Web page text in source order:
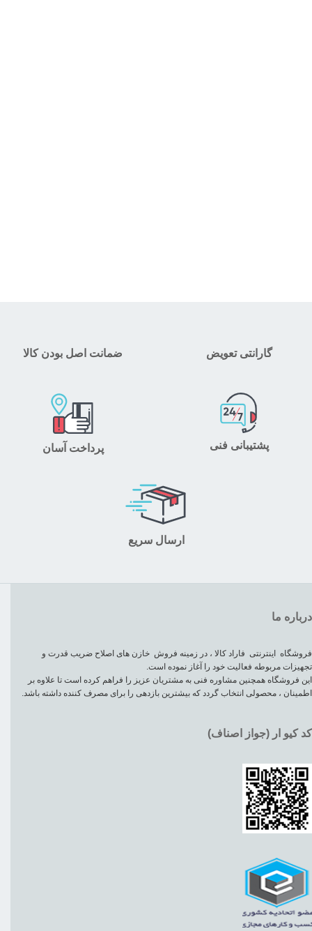
ضمانت اصل بودن کالا گارانتی تعویض
پرداخت آسان پشتیبانی فنی
ارسال سریع
درباره ما
فروشگاه اینترنتی فاراد کالا ، در زمینه فروش خازن های اصلاح ضریب قدرت و
تجهیزات مربوطه فعالیت خود را آغاز نموده است.
این فروشگاه همچنین مشاوره فنی به مشتریان عزیز را فراهم کرده است تا علاوه بر
اطمینان ، محصولی انتخاب گردد که بیشترین بازدهی را برای مصرف کننده داشته باشد.
کد کیو ار (جواز اصناف)